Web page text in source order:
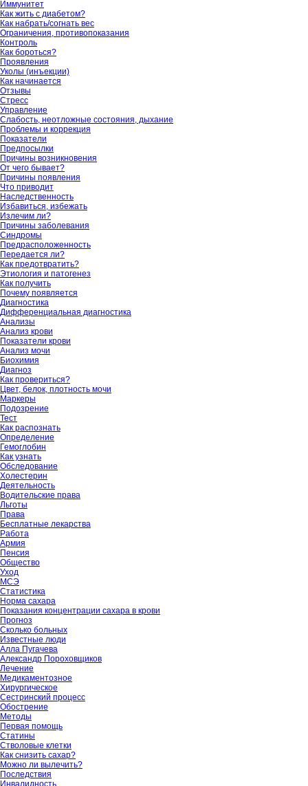
Иммунитет
Как жить с диабетом?
Как набрать/согнать вес
Ограничения, противопоказания
Контроль
Как бороться?
Проявления
Уколы (инъекции)
Как начинается
Отзывы
Стресс
Управление
Слабость, неотложные состояния, дыхание
Проблемы и коррекция
Показатели
Предпосылки
Причины возникновения
От чего бывает?
Причины появления
Что приводит
Наследственность
Избавиться, избежать
Излечим ли?
Причины заболевания
Синдромы
Предрасположенность
Передается ли?
Как предотвратить?
Этиология и патогенез
Как получить
Почему появляется
Диагностика
Дифференциальная диагностика
Анализы
Анализ крови
Показатели крови
Анализ мочи
Биохимия
Диагноз
Как провериться?
Цвет, белок, плотность мочи
Маркеры
Подозрение
Тест
Как распознать
Определение
Гемоглобин
Как узнать
Обследование
Холестерин
Деятельность
Водительские права
Льготы
Права
Бесплатные лекарства
Работа
Армия
Пенсия
Общество
Уход
МСЭ
Статистика
Норма сахара
Показания концентрации сахара в крови
Прогноз
Сколько больных
Известные люди
Алла Пугачева
Александр Пороховщиков
Лечение
Медикаментозное
Хирургическое
Сестринский процесс
Обострение
Методы
Первая помощь
Статины
Стволовые клетки
Как снизить сахар?
Можно ли вылечить?
Последствия
Инвалидность